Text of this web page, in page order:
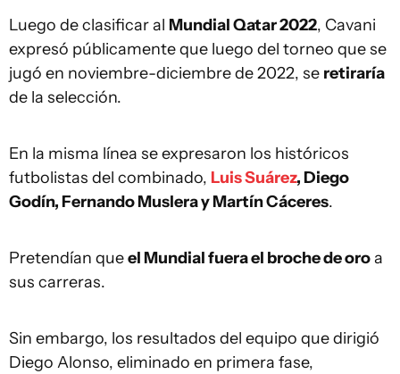
Luego de clasificar al Mundial Qatar 2022, Cavani
expresó públicamente que luego del torneo que se
jugó en noviembre-diciembre de 2022, se retiraría
de la selección.
En la misma línea se expresaron los históricos
futbolistas del combinado, Luis Suárez, Diego
Godín, Fernando Muslera y Martín Cáceres.
Pretendían queel Mundial fuera el broche de oroa
sus carreras.
Sin embargo, los resultados del equipo que dirigió
Diego Alonso, eliminado en primera fase,